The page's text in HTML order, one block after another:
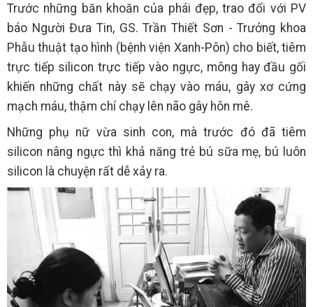
Trước những băn khoăn của phái đẹp, trao đổi với PV
báo Người Đưa Tin, GS. Trần Thiết Sơn - Trưởng khoa
Phẫu thuật tạo hình (bệnh viện Xanh-Pôn) cho biết, tiêm
trực tiếp silicon trực tiếp vào ngực, mông hay đầu gối
khiến những chất này sẽ chạy vào máu, gây xơ cứng
mạch máu, thậm chí chạy lên não gây hôn mê.
Những phụ nữ vừa sinh con, mà trước đó đã tiêm
silicon nâng ngực thì khả năng trẻ bú sữa mẹ, bú luôn
silicon là chuyện rất dễ xảy ra.